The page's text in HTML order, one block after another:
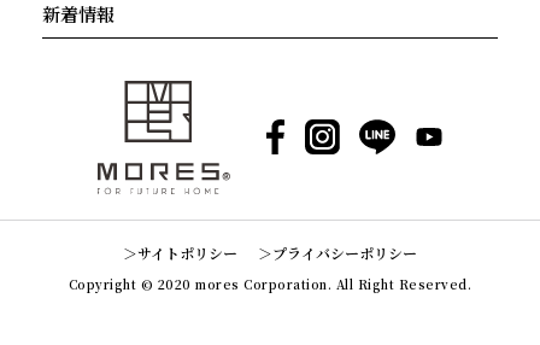
新着情報
Facebook
Instagram
LINE YouTube
サイトポリシー プライバシーポリシー
Copyright © 2020 mores Corporation. All Right Reserved.